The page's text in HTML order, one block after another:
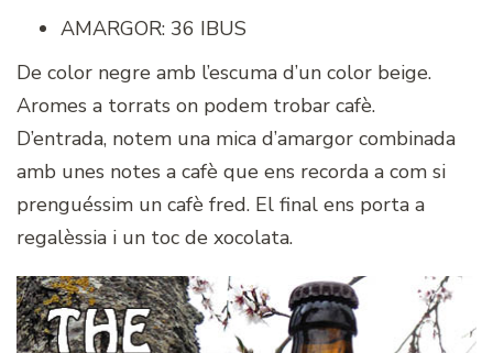
AMARGOR: 36 IBUS
De color negre amb l’escuma d’un color beige.
Aromes a torrats on podem trobar cafè.
D’entrada, notem una mica d’amargor combinada
amb unes notes a cafè que ens recorda a com si
prenguéssim un cafè fred. El final ens porta a
regalèssia i un toc de xocolata.